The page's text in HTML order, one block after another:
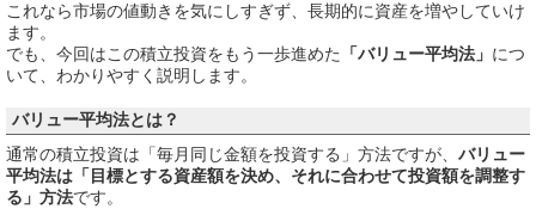
これなら市場の値動きを気にしすぎず、長期的に資産を増やしていけ
ます。
でも、今回はこの積立投資をもう一歩進めた
「バリュー平均法」 につ
いて、わかりやすく説明します。
バリュー平均法とは？
通常の積立投資は「毎月同じ金額を投資する」方法ですが、 バリュー
平均法は「目標とする資産額を決め、それに合わせて投資額を調整す
る」方法です。